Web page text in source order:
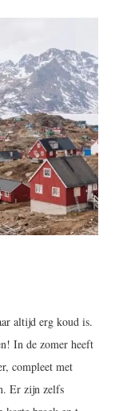
altijd erg koud is.
In de zomer heeft
compleet met
Er zijn zelfs